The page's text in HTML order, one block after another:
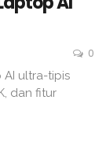
0
AI ultra-tipis
dan fitur